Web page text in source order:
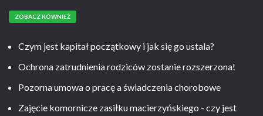
ZOBACZ RÓWNIEŻ
Czym jest kapitał początkowy i jak się go ustala?
Ochrona zatrudnienia rodziców zostanie rozszerzona!
Pozorna umowa o pracę a świadczenia chorobowe
Zajęcie komornicze zasiłku macierzyńskiego - czy jest